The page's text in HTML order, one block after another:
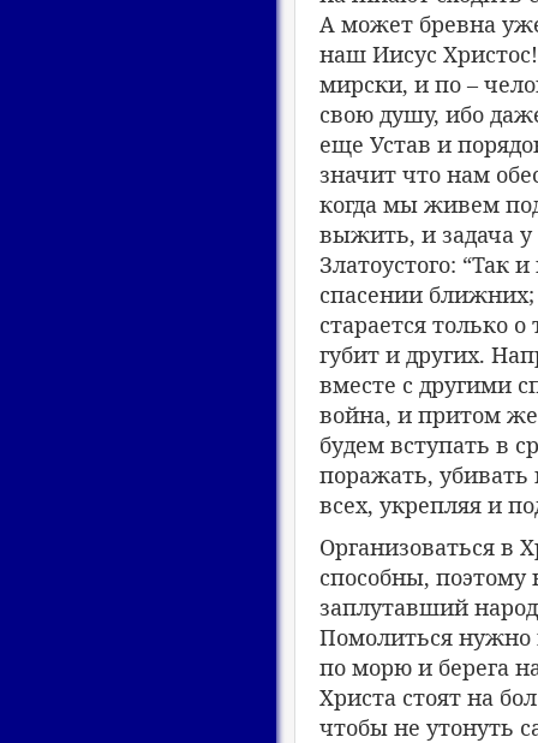
А может бревна
наш Иисус
мирски, и по –
свою душу, ибо
еще Устав и
значит что нам
когда мы живем
выжить, и задача у
Златоустого: “Так
спасении
старается только
губит и других.
вместе с другими
война, и притом
будем вступать в
поражать, убивать
всех, укрепляя и
Организоваться в
способны, поэтому
заплутавший
Помолиться нужно
по морю и берега
Христа стоят на
чтобы не утонуть